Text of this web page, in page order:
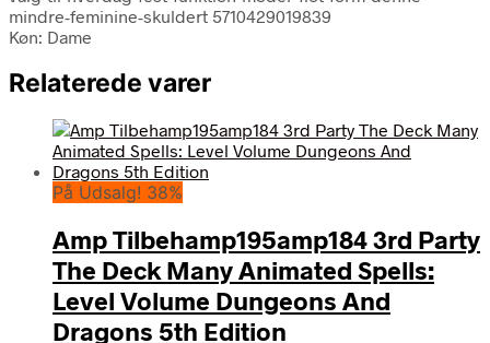
mindre-feminine-skuldert 5710429019839
Køn: Dame
Relaterede varer
På Udsalg! 38%
Amp Tilbehamp195amp184 3rd Party
The Deck Many Animated Spells:
Level Volume Dungeons And
Dragons 5th Edition